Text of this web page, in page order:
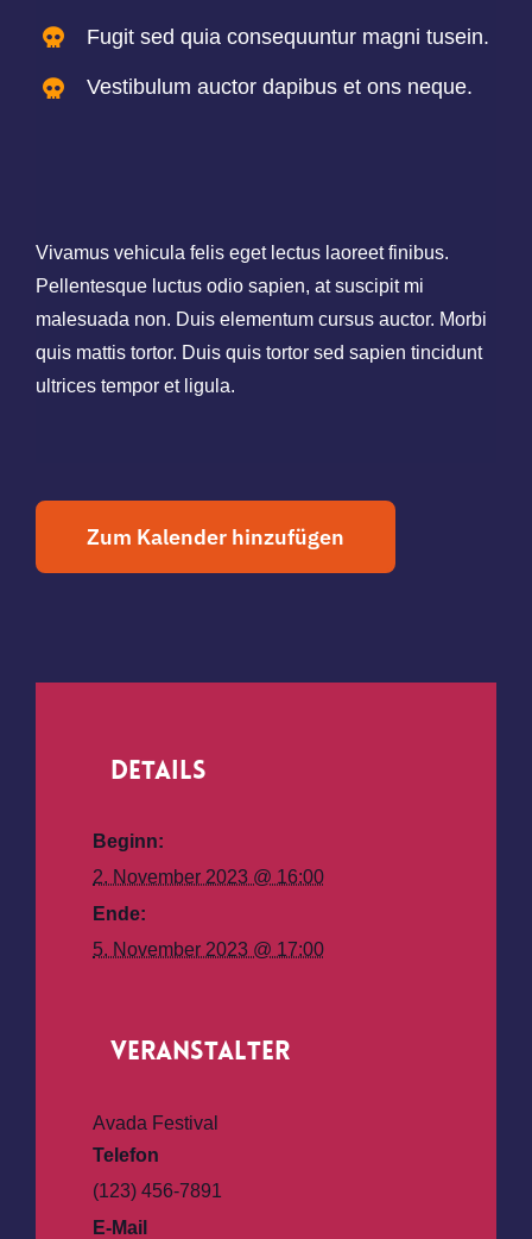
Fugit sed quia consequuntur magni tusein.
Vestibulum auctor dapibus et ons neque.
Vivamus vehicula felis eget lectus laoreet finibus.
Pellentesque luctus odio sapien, at suscipit mi
malesuada non. Duis elementum cursus auctor. Morbi
quis mattis tortor. Duis quis tortor sed sapien tincidunt
ultrices tempor et ligula.
Zum Kalender hinzufügen
Details
Beginn:
2. November 2023 @ 16:00
Ende:
5. November 2023 @ 17:00
Veranstalter
Avada Festival
Telefon
(123) 456-7891
E-Mail